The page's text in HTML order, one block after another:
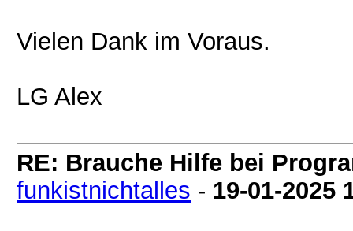
Vielen Dank im Voraus.
LG Alex
RE: Brauche Hilfe bei
funkistnichtalles - 19-01-2025